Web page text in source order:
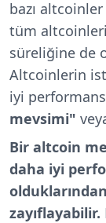
bazı
tüm
süreliğine de
Altcoinlerin
iyi
mevsimi"
Bir altcoin
daha iyi
zayıflayabilir.